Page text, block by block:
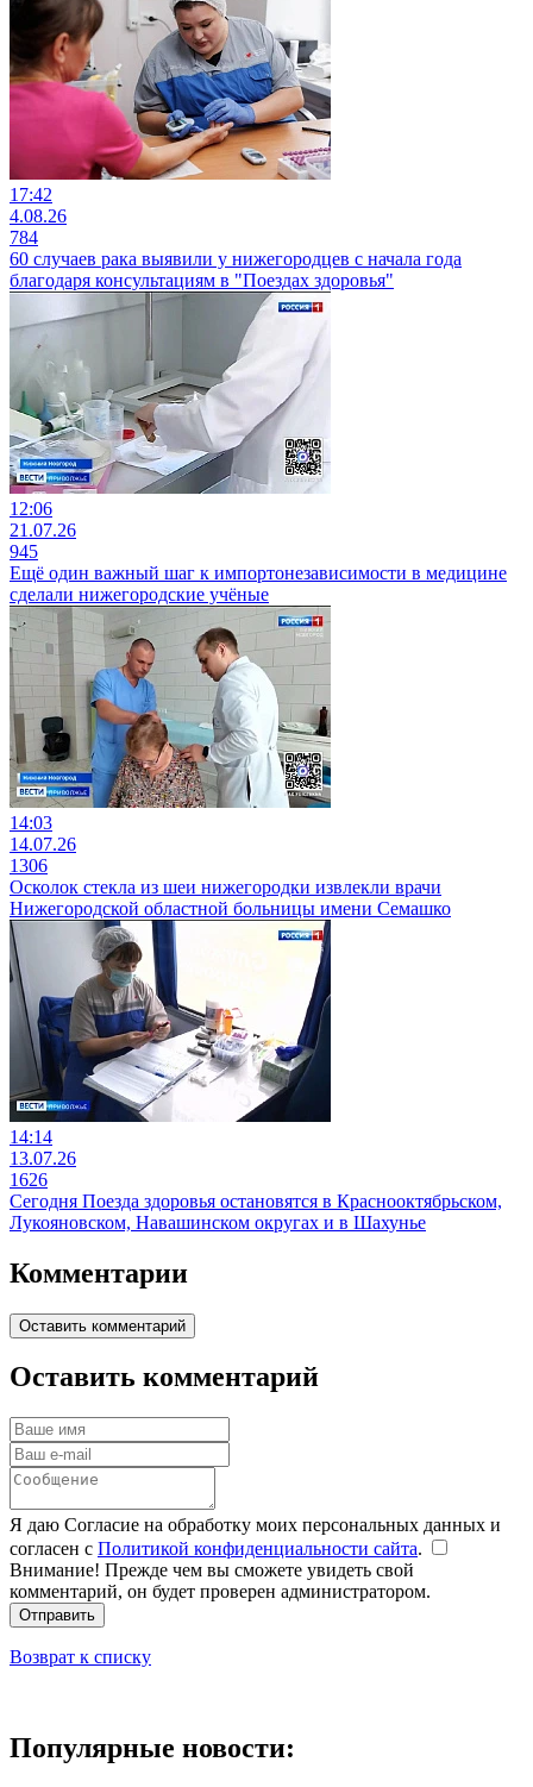
17:42
4.08.26
784
60 случаев рака выявили у нижегородцев с начала года
благодаря консультациям в "Поездах здоровья"
12:06
21.07.26
945
Ещё один важный шаг к импортонезависимости в медицине
сделали нижегородские учёные
14:03
14.07.26
1306
Осколок стекла из шеи нижегородки извлекли врачи
Нижегородской областной больницы имени Семашко
14:14
13.07.26
1626
Сегодня Поезда здоровья остановятся в Краснооктябрьском,
Лукояновском, Навашинском округах и в Шахунье
Комментарии
Оставить комментарий
Оставить комментарий
Я даю Согласие на обработку моих персональных данных и
согласен с Политикой конфиденциальности сайта.
Внимание! Прежде чем вы сможете увидеть свой
комментарий, он будет проверен администратором.
Отправить
Возврат к списку
Популярные новости: